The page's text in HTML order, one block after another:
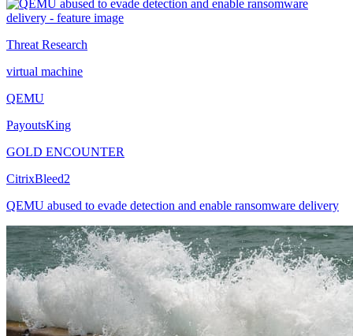
Threat Research
virtual machine
QEMU
PayoutsKing
GOLD ENCOUNTER
CitrixBleed2
QEMU abused to evade detection and enable ransomware delivery